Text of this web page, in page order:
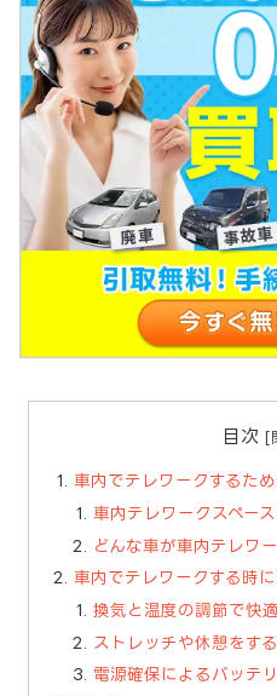
目次
車内でテレワークするた
車内テレワークスペー
どんな車が車内テレワ
車内でテレワークする時
換気と温度の調節で快
ストレッチや休憩をす
電源確保によるバッテ